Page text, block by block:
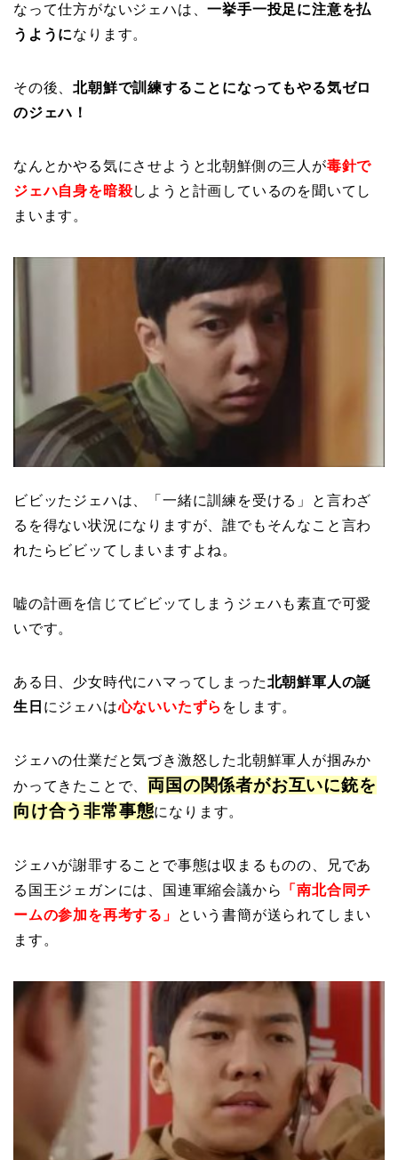
なって仕方がないジェハは、一挙手一投足に注意を払
うようになります。
その後、北朝鮮で訓練することになってもやる気ゼロ
のジェハ！
なんとかやる気にさせようと北朝鮮側の三人が毒針で
ジェハ自身を暗殺しようと計画しているのを聞いてし
まいます。
ビビッたジェハは、「一緒に訓練を受ける」と言わざ
るを得ない状況になりますが、誰でもそんなこと言わ
れたらビビッてしまいますよね。
嘘の計画を信じてビビッてしまうジェハも素直で可愛
いです。
ある日、少女時代にハマってしまった北朝鮮軍人の誕
生 日 にジェハは心ないいたずら をします。
ジェハの仕業だと気づき激怒した北朝鮮軍人が掴みか
かってきたことで、 両国の関係者がお互いに銃を
向け合う非常事態になります。
ジェハが謝罪することで事態は収まるものの、兄であ
る国王ジェガンには、国連軍縮会議から
「南北合同チ
ームの参加を再考する」
という書簡が送られてしまい
ます。